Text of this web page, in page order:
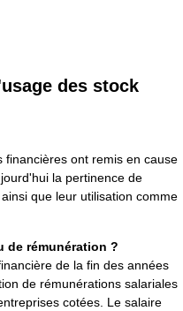
des stock
financières ont remis en cause
la pertinence de
que leur utilisation comme
de rémunération ?
de la fin des années
de rémunérations salariales
cotées. Le salaire